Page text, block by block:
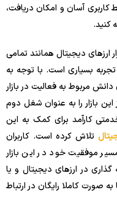
کاربری آسان و امکان دریافت،
کنید.
ارزهای دیجیتال همانند تمامی
بسیاری است. با توجه به
دانش مربوط به فعالیت در بازار
بازار را به عنوان شغل دوم
کارآمد برای کمک به این
تلاش کرده است. کاربران
موفقیت خود در این بازار
در ارزهای دیجیتال و یا
صورت کاملا رایگان در ارتباط